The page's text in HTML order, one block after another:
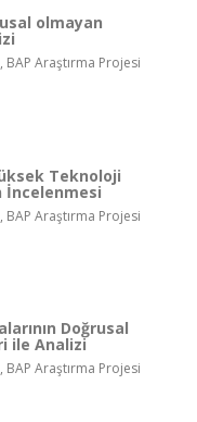
olmayan
Araştırma Projesi
Teknoloji
İncelenmesi
Araştırma Projesi
Doğrusal
ile Analizi
Araştırma Projesi